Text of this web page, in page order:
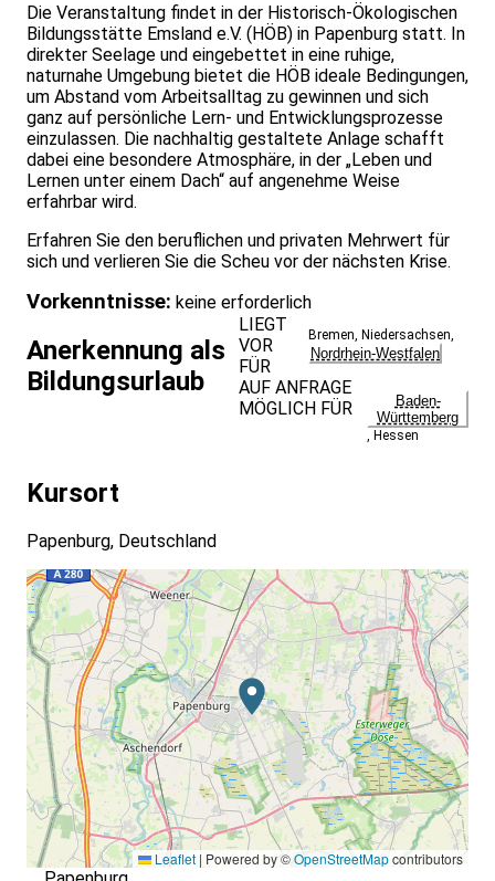
Die Veranstaltung findet in der Historisch-Ökologischen
Bildungsstätte Emsland e.V. (HÖB) in Papenburg statt. In
direkter Seelage und eingebettet in eine ruhige,
naturnahe Umgebung bietet die HÖB ideale Bedingungen,
um Abstand vom Arbeitsalltag zu gewinnen und sich
ganz auf persönliche Lern- und Entwicklungsprozesse
einzulassen. Die nachhaltig gestaltete Anlage schafft
dabei eine besondere Atmosphäre, in der „Leben und
Lernen unter einem Dach“ auf angenehme Weise
erfahrbar wird.
Erfahren Sie den beruflichen und privaten Mehrwert für
sich und verlieren Sie die Scheu vor der nächsten Krise.
Vorkenntnisse: keine erforderlich
Anerkennung als
Bildungsurlaub
LIEGT
VOR
FÜR
Bremen ,Niedersachsen
Nordrhein-Westfalen
AUF ANFRAGE
MÖGLICH FÜR
Baden-
Württemberg
,Hessen
Kursort
Papenburg, Deutschland
Leaflet | Powered by ©OpenStreetMapcontributors